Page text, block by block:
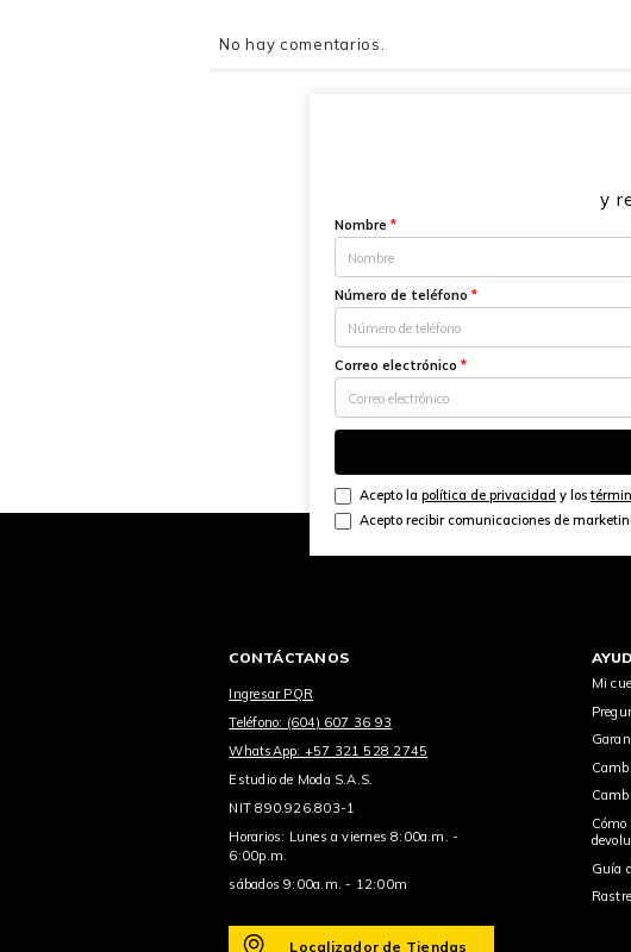
No hay comentarios.
y
Nombre *
Número de teléfono *
Correo electrónico *
Acepto la política de privacidad y los
Acepto recibir comunicaciones de
CONTÁCTANOS
Ingresar PQR
Teléfono: (604) 607 36 93
WhatsApp: +57 321 528 2745
Estudio de Moda S.A.S.
NIT 890.926.803-1
Horarios: Lunes a viernes 8:00a.m. -
6:00p.m.
sábados 9:00a.m. - 12:00m
Localizador de Tiendas
Mi
Guía